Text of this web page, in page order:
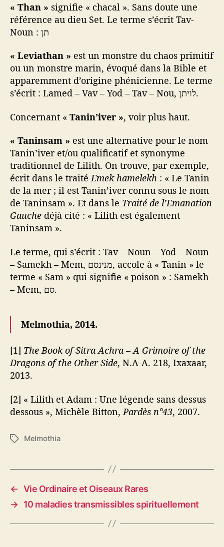
« Than » signifie « chacal ». Sans doute une
référence au dieu Set. Le terme s’écrit Tav-
Noun : תן
« Leviathan » est un monstre du chaos primitif
ou un monstre marin, évoqué dans la Bible et
apparemment d’origine phénicienne. Le terme
s’écrit : Lamed – Vav – Yod – Tav – Nou, לויתן.
Concernant « Tanin’iver », voir plus haut.
« Taninsam » est une alternative pour le nom
Tanin’iver et/ou qualificatif et synonyme
traditionnel de Lilith. On trouve, par exemple,
écrit dans le traitéEmek hamelekh : « Le Tanin
de la mer ; il est Tanin’iver connu sous le nom
de Taninsam ». Et dans le Traité de l’Emanation
Gauche déjà cité : « Lilith est également
Taninsam ».
Le terme, qui s’écrit : Tav – Noun – Yod – Noun
– Samekh – Mem, מנינסם, accole à « Tanin » le
terme « Sam » qui signifie « poison » : Samekh
– Mem, סם.
Melmothia, 2014.
[1] The Book of Sitra Achra – A Grimoire of the
Dragons of the Other Side, N.A-A. 218, Ixaxaar,
2013.
[2] « Lilith et Adam : Une légende sans dessus
dessous », Michèle Bitton, Pardès n°43, 2007.
É
q
e
t
e
Melmothia
← Vie Ordinaire et Oiseaux Rares
→ 10 maladies transmissibles spirituellement